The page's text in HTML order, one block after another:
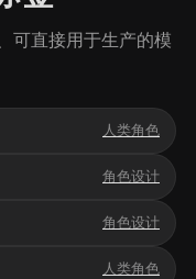
可直接用于生产的模
人类角色
角色设计
角色设计
人类角色